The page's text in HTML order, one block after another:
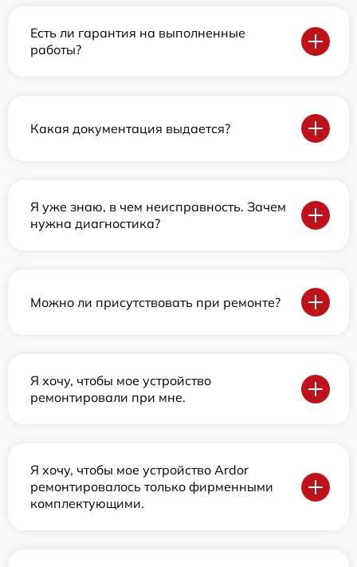
Есть ли гарантия на выполненные
работы?
Какая документация выдается?
Я уже знаю, в чем неисправность. Зачем
нужна диагностика?
Можно ли присутствовать при ремонте?
Я хочу, чтобы мое устройство
ремонтировали при мне.
Я хочу, чтобы мое устройство Ardor
ремонтировалось только фирменными
комплектующими.